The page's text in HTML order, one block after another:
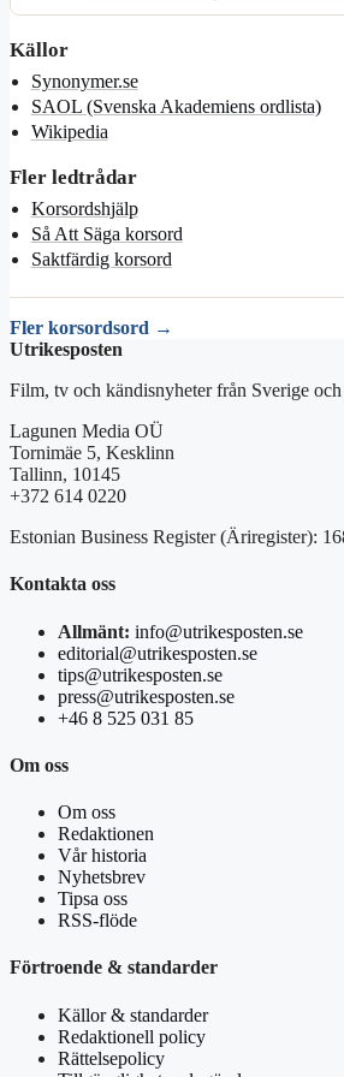
Källor
Synonymer.se
SAOL (Svenska Akademiens ordlista)
Wikipedia
Fler ledtrådar
Korsordshjälp
Så Att Säga korsord
Saktfärdig korsord
Fler korsordsord →
Utrikesposten
Film, tv och kändisnyheter från Sverige
Lagunen Media OÜ
Tornimäe 5, Kesklinn
Tallinn, 10145
+372 614 0220
Estonian Business Register (Äriregister):
Kontakta oss
Allmänt: info@utrikesposten.se
editorial@utrikesposten.se
tips@utrikesposten.se
press@utrikesposten.se
+46 8 525 031 85
Om oss
Om oss
Redaktionen
Vår historia
Nyhetsbrev
Tipsa oss
RSS-flöde
Förtroende & standarder
Källor & standarder
Redaktionell policy
Rättelsepolicy